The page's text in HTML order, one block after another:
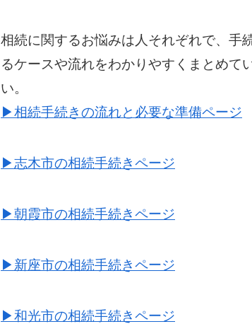
相続に関するお悩みは人それぞれで、手
るケースや流れをわかりやすくまとめて
い。
▶相続手続きの流れと必要な準備ページ
▶志木市の相続手続きページ
▶朝霞市の相続手続きページ
▶新座市の相続手続きページ
▶和光市の相続手続きページ